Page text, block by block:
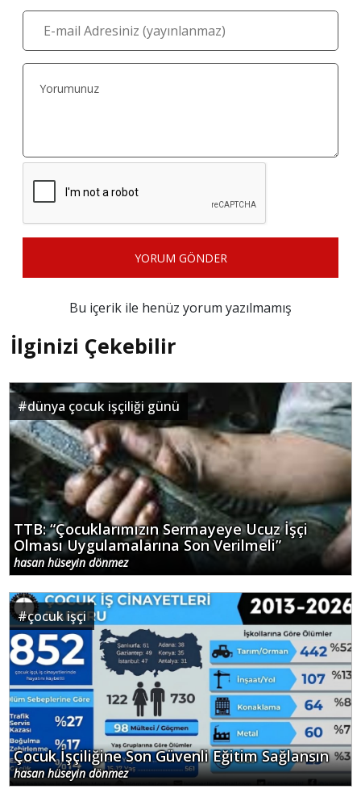
YORUM GÖNDER
Bu içerik ile henüz yorum yazılmamış
İlginizi Çekebilir
#dünya çocuk işçiliği günü
TTB: “Çocuklarımızın Sermayeye Ucuz İşçi
Olması Uygulamalarına Son Verilmeli”
hasan hüseyin dönmez
#çocuk işçi
Çocuk İşçiliğine Son Güvenli Eğitim Sağlansın
hasan hüseyin dönmez